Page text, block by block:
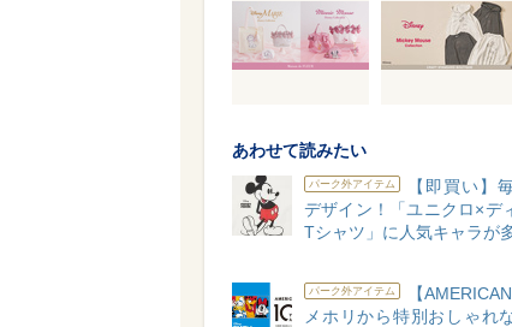
あわせて読みたい
パーク外アイテム
【即買い】
デザイン！「ユニクロ×デ
Tシャツ」に人気キャラが
パーク外アイテム
【
メホリから特別おしゃれ